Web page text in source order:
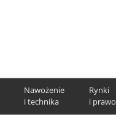
Nawożenie
i technika
Rynki
i prawo